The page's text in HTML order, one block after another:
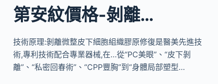
第安紋價格-剝離…
技術原理:剝離微整皮下細胞組織膠原修復是醫美先進技
術,專利技術配合專業器械,在…從“PC美眼”、“皮下剝
離”、“私密回春術”、“CPP豐胸”到“身體局部塑型…